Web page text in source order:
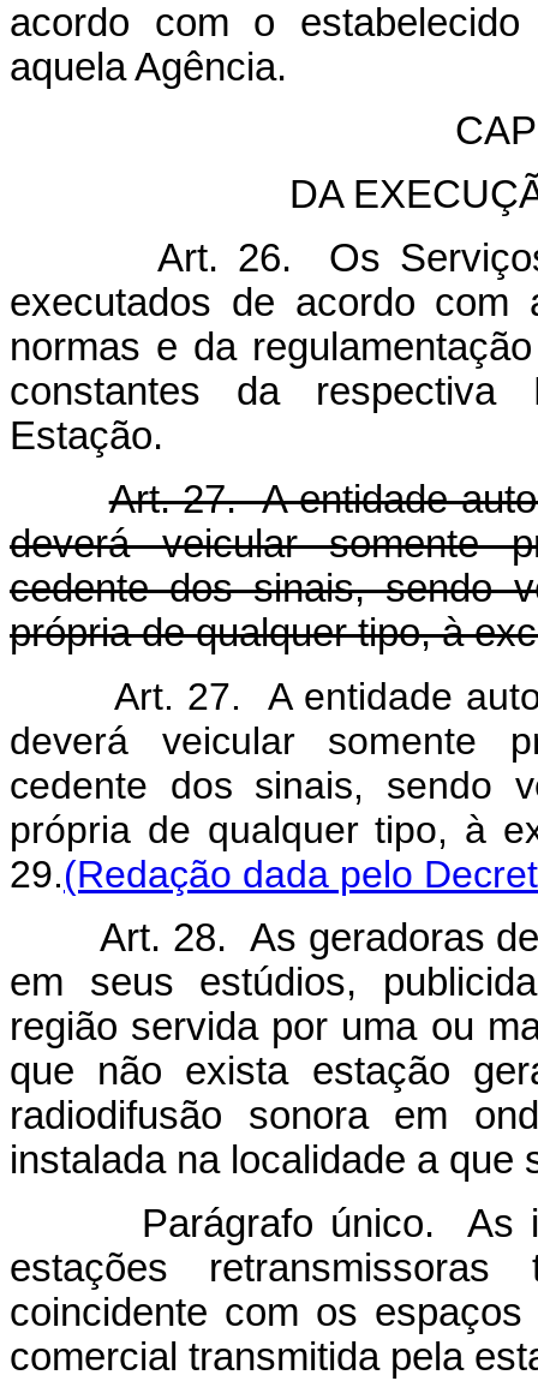
acordo com o
aquela Agência.
DA
Art. 26. Os Serviços
executados de acordo com
normas e da
constantes da respectiva
Estação.
Art. 27. A entidade
deverá veicular somente
cedente dos sinais, sendo
própria de qualquer tipo, à
Art. 27. A entidade
deverá veicular somente
cedente dos sinais, sendo
própria de qualquer tipo, à
29.(Redação dada pelo
Art. 28. As geradoras de
em seus estúdios,
região servida por uma ou
que não exista estação
radiodifusão sonora em
instalada na localidade a que
Parágrafo único. As
estações
coincidente com os
comercial transmitida pela